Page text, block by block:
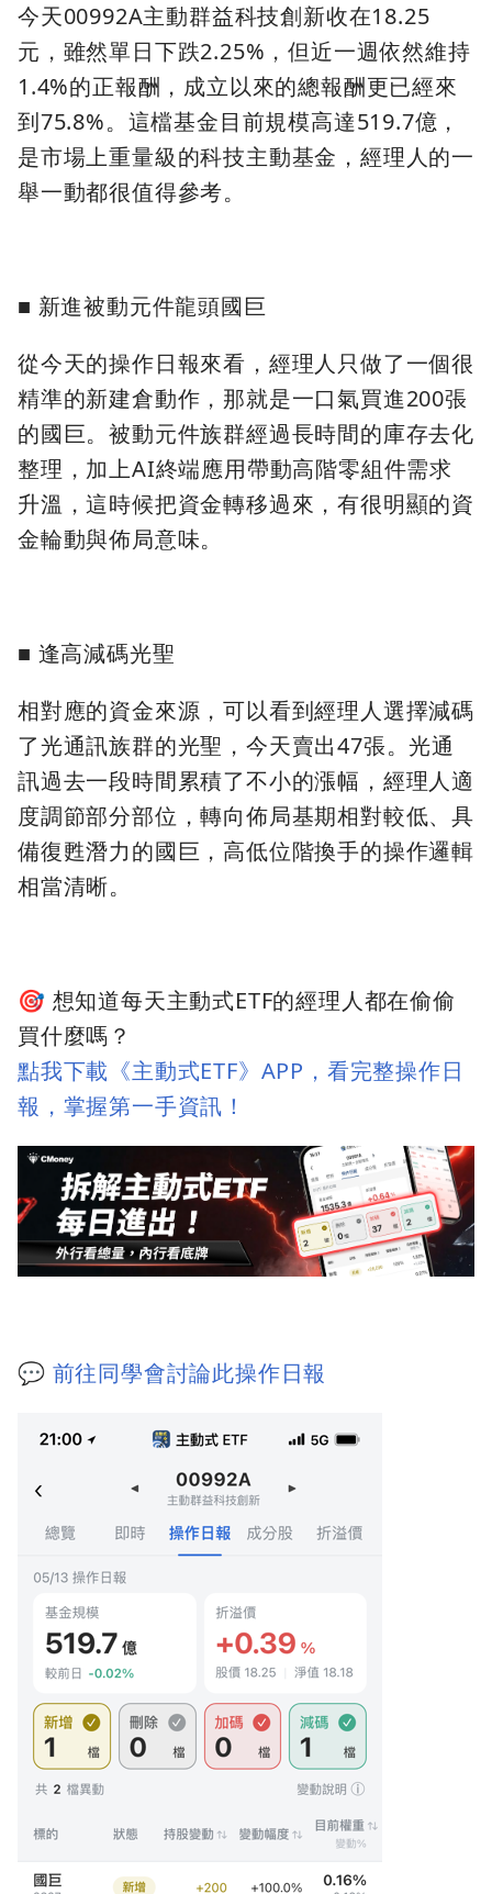
今天00992A主動群益科技創新收在18.25
元，雖然單日下跌2.25%，但近一週依然維持
1.4%的正報酬，成立以來的總報酬更已經來
到75.8%。這檔基金目前規模高達519.7億，
是市場上重量級的科技主動基金，經理人的一
舉一動都很值得參考。
■ 新進被動元件龍頭國巨
從今天的操作日報來看，經理人只做了一個很
精準的新建倉動作，那就是一口氣買進200張
的國巨。被動元件族群經過長時間的庫存去化
整理，加上AI終端應用帶動高階零組件需求
升溫，這時候把資金轉移過來，有很明顯的資
金輪動與佈局意味。
■ 逢高減碼光聖
相對應的資金來源，可以看到經理人選擇減碼
了光通訊族群的光聖，今天賣出47張。光通
訊過去一段時間累積了不小的漲幅，經理人適
度調節部分部位，轉向佈局基期相對較低、具
備復甦潛力的國巨，高低位階換手的操作邏輯
相當清晰。
🎯 想知道每天主動式ETF的經理人都在偷偷
買什麼嗎？
點我下載《主動式ETF》APP，看完整操作日
報，掌握第一手資訊！
💬 前往同學會討論此操作日報